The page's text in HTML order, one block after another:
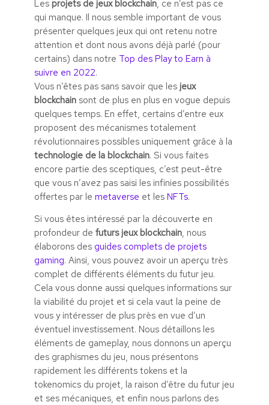
Les projets de jeux blockchain, ce n’est pas ce
qui manque. Il nous semble important de vous
présenter quelques jeux qui ont retenu notre
attention et dont nous avons déjà parlé (pour
certains) dans notre Top des Play to Earn à
suivre en 2022.
Vous n’êtes pas sans savoir que les jeux
blockchainsont de plus en plus en vogue depuis
quelques temps. En effet, certains d’entre eux
proposent des mécanismes totalement
révolutionnaires possibles uniquement grâce à la
technologie de la blockchain. Si vous faites
encore partie des sceptiques, c’est peut-être
que vous n’avez pas saisi les infinies possibilités
offertes par le metaverse et les NFTs.
Si vous êtes intéressé par la découverte en
profondeur de futurs jeux blockchain, nous
élaborons des guides complets de projets
gaming. Ainsi, vous pouvez avoir un aperçu très
complet de différents éléments du futur jeu.
Cela vous donne aussi quelques informations sur
la viabilité du projet et si cela vaut la peine de
vous y intéresser de plus près en vue d’un
éventuel investissement. Nous détaillons les
éléments de gameplay, nous donnons un aperçu
des graphismes du jeu, nous présentons
rapidement les différents tokens et la
tokenomics du projet, la raison d’être du futur jeu
et ses mécaniques, et enfin nous parlons des